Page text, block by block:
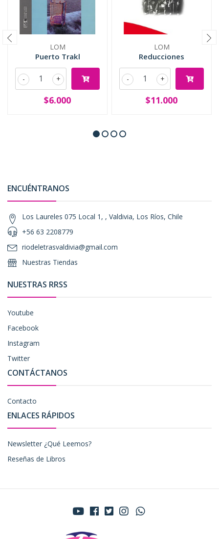
LOM
Puerto Trakl
+
-
$6.000
LOM
Reducciones
+
-
$11.000
ENCUÉNTRANOS
Los Laureles 075 Local 1, , Valdivia, Los Ríos, Chile
+56 63 2208779
riodeletrasvaldivia@gmail.com
Nuestras Tiendas
NUESTRAS RRSS
Youtube
Facebook
Instagram
Twitter
CONTÁCTANOS
Contacto
ENLACES RÁPIDOS
Newsletter ¿Qué Leemos?
Reseñas de Libros